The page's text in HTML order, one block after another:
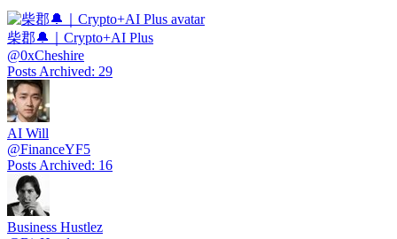
柴郡🔔｜Crypto+AI Plus
@0xCheshire
Posts Archived: 29
AI Will
@FinanceYF5
Posts Archived: 16
Business Hustlez